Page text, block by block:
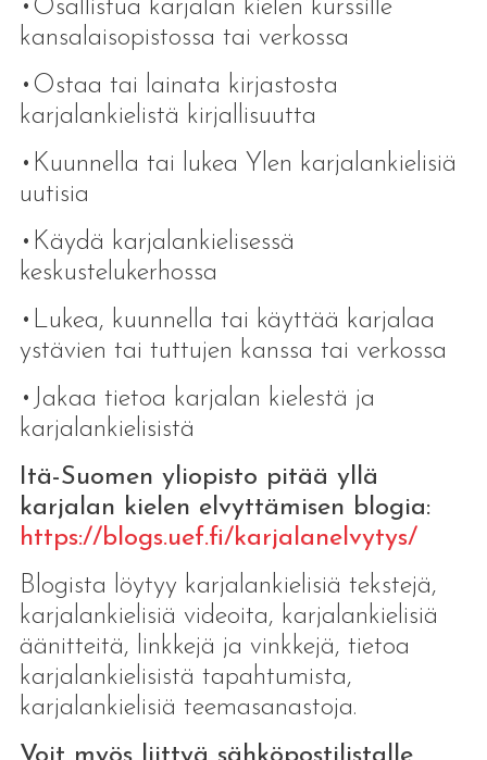
•Osallistua karjalan kielen kurssille
kansalaisopistossa tai verkossa
•Ostaa tai lainata kirjastosta
karjalankielistä kirjallisuutta
•Kuunnella tai lukea Ylen karjalankielisiä
uutisia
•Käydä karjalankielisessä
keskustelukerhossa
•Lukea, kuunnella tai käyttää karjalaa
ystävien tai tuttujen kanssa tai verkossa
•Jakaa tietoa karjalan kielestä ja
karjalankielisistä
Itä-Suomen yliopisto pitää yllä
karjalan kielen elvyttämisen blogia:
https://blogs.uef.fi/karjalanelvytys/
Blogista löytyy karjalankielisiä tekstejä,
karjalankielisiä videoita, karjalankielisiä
äänitteitä, linkkejä ja vinkkejä, tietoa
karjalankielisistä tapahtumista,
karjalankielisiä teemasanastoja.